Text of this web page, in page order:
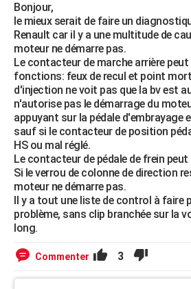
Bricolage
Lifestyle
Culture
Sport
Auto
Television
Voyage
Cinema
Bonjour,
le mieux serait de faire un
Renault car il y a une multitude de
moteur ne démarre pas.
Le contacteur de marche arrière peut
fonctions: feux de recul et point
d'injection ne voit pas que la bv est
n'autorise pas le démarrage du
appuyant sur la pédale d'embrayage
sauf si le contacteur de position
HS ou mal réglé.
Le contacteur de pédale de frein
Si le verrou de colonne de direction
moteur ne démarre pas.
Il y a tout une liste de control à faire
problème, sans clip branchée sur la
long.
Commenter 3